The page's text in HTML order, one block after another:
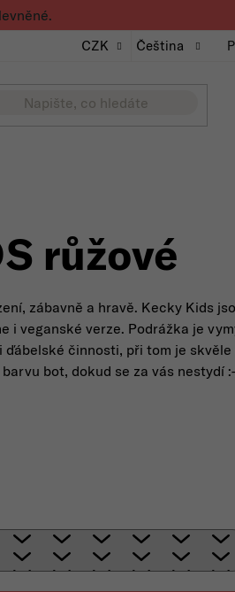
CZK Čeština
růžové
zábavně a hravě. Kecky Kids
i veganské verze. Podrážka je
činnosti, při tom je skvěle
bot, dokud se za vás nestydí